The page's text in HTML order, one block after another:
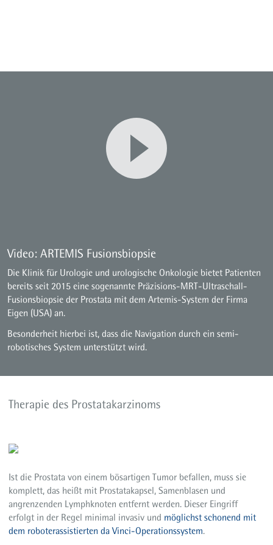
Video: ARTEMIS Fusionsbiopsie
Die Klinik für Urologie und urologische Onkologie bietet Patienten
bereits seit 2015 eine sogenannte Präzisions-MRT-Ultraschall-
Fusionsbiopsie der Prostata mit dem Artemis-System der Firma
Eigen (USA) an.
Besonderheit hierbei ist, dass die Navigation durch ein semi-
robotisches System unterstützt wird.
Therapie des Prostatakarzinoms
Ist die Prostata von einem bösartigen Tumor befallen, muss sie
komplett, das heißt mit Prostatakapsel, Samenblasen und
angrenzenden Lymphknoten entfernt werden. Dieser Eingriff
erfolgt in der Regel minimal invasiv und möglichst schonend mit
dem roboterassistierten da Vinci-Operationssystem.